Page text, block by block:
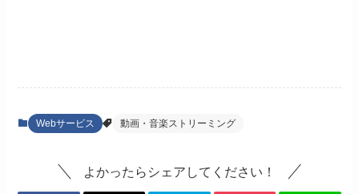
Webサービス 動画・音楽ストリーミング
よかったらシェアしてください！